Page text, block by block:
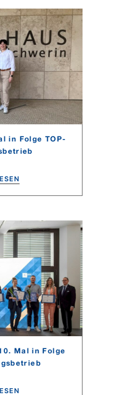
in Folge TOP-
Mal in Folge